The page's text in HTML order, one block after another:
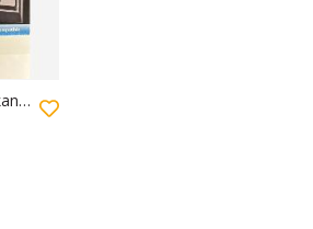
Carson Reflex Stick 14 kanals anlæg